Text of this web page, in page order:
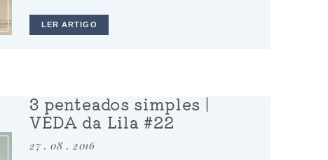
LER ARTIGO
3 penteados simples |
VEDA da Lila #22
27 . 08 . 2016